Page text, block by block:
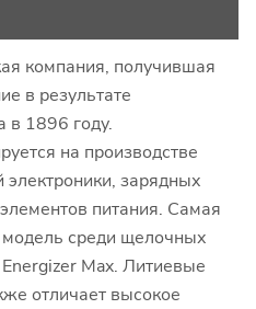
компания, получившая
в результате
в 1896 году.
на производстве
электроники, зарядных
питания. Самая
среди щелочных
Max. Литиевые
отличает высокое